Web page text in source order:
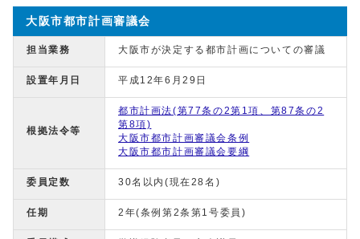
大阪市都市計画審議会
担当業務 大阪市が決定する都市計画についての審議
設置年月日 平成12年6月29日
根拠法令等
都市計画法(第77条の2第1項、第87条の2
第8項)
大阪市都市計画審議会条例
大阪市都市計画審議会要綱
委員定数 30名以内(現在28名)
任期 2年(条例第2条第1号委員)